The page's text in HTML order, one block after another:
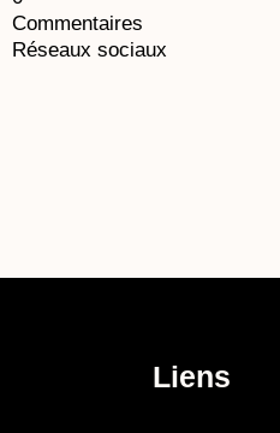
Commentaires
Réseaux sociaux
Liens